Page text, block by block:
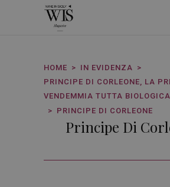
HOME
IN EVIDENZA
PRINCIPE DI CORLEONE, LA
VENDEMMIA TUTTA BIOLOGICA
PRINCIPE DI CORLEONE
Principe Di